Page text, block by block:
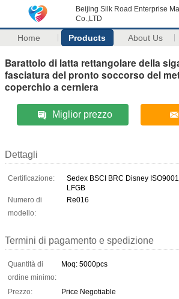
Beijing Silk Road Enterprise
Co.,LTD
Home Products About Us
Barattolo di latta rettangolare della
fasciatura del pronto soccorso del
coperchio a cerniera
Miglior prezzo
Dettagli
Certificazione:
Sedex BSCI BRC Disney
LFGB
Numero di
modello:
Re016
Termini di pagamento e spedizione
Quantità di
ordine minimo:
Moq: 5000pcs
Prezzo:
Price Negotiable